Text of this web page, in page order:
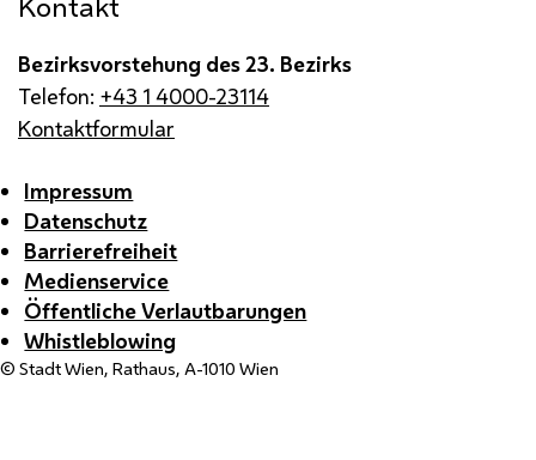
Bezirksvorstehung des 23. Bezirks
Telefon: +43 1 4000-23114
Kontaktformular
Impressum
Datenschutz
Barrierefreiheit
Medienservice
Öffentliche Verlautbarungen
Whistleblowing
© Stadt Wien, Rathaus, A-1010 Wien